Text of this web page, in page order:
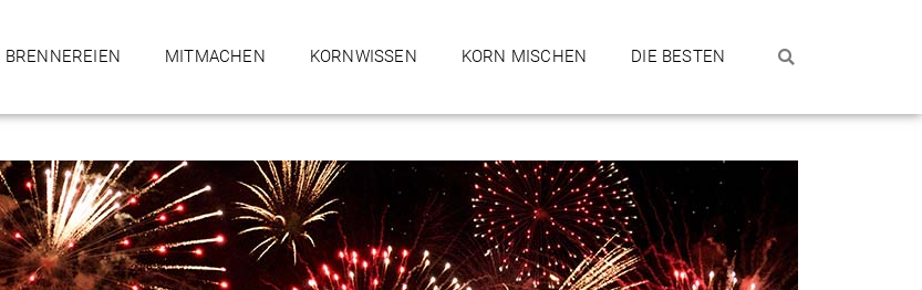
BRENNEREIEN MITMACHEN KORNWISSEN KORN MISCHEN DIE BESTEN